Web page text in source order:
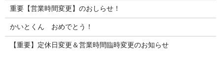
重要【営業時間変更】のおしらせ！
かいとくん おめでとう！
【重要】定休日変更＆営業時間臨時変更のお知らせ